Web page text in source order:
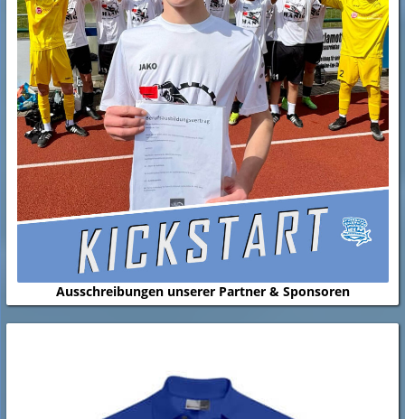
Ausschreibungen unserer Partner & Sponsoren